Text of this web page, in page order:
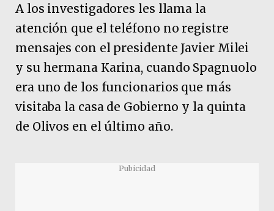
A los investigadores les llama la
atención que el teléfono no registre
mensajes con el presidente Javier Milei
y su hermana Karina, cuando Spagnuolo
era uno de los funcionarios que más
visitaba la casa de Gobierno y la quinta
de Olivos en el último año.
Pubicidad